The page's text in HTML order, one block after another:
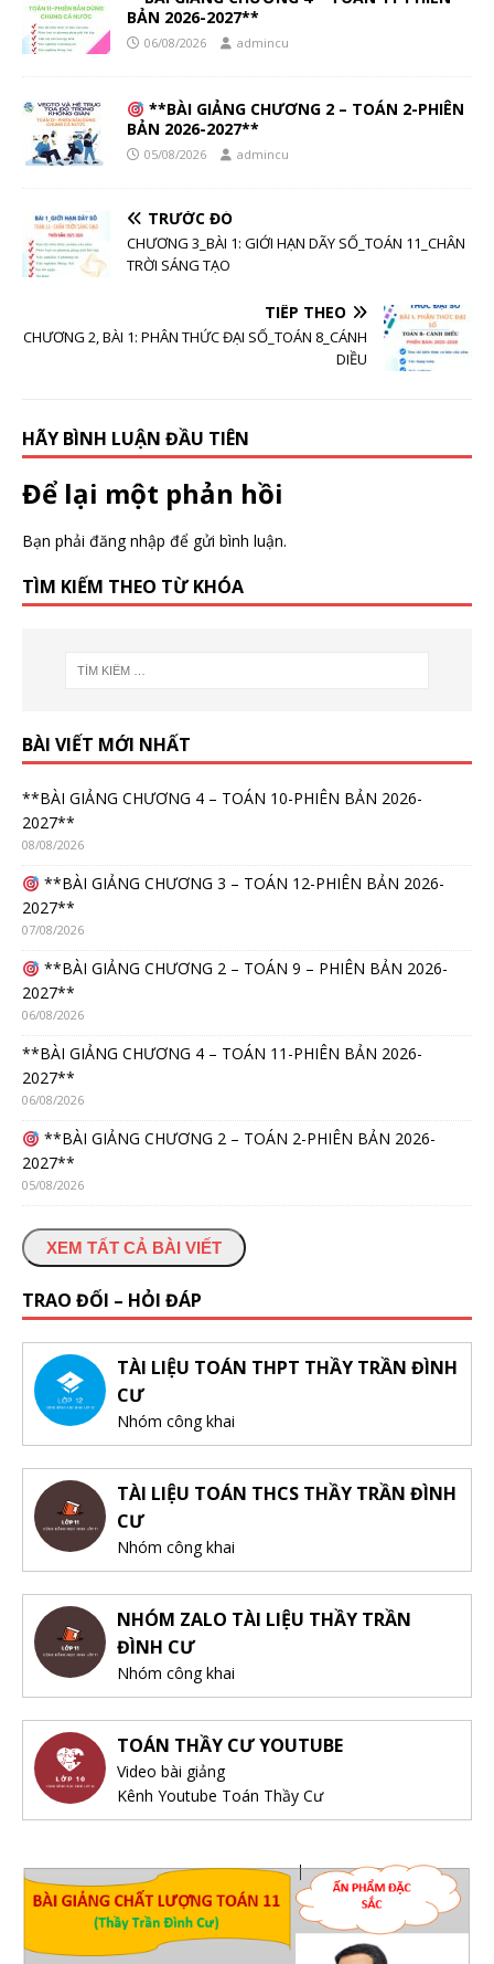
BẢN 2026-2027**
06/08/2026 admincu
**BÀI GIẢNG CHƯƠNG 2 – TOÁN 2-PHIÊN
BẢN 2026-2027**
05/08/2026 admincu
TRƯỚC ĐÓ
CHƯƠNG 3_BÀI 1: GIỚI HẠN DÃY SỐ_TOÁN 11_CHÂN
TRỜI SÁNG TẠO
TIẾP THEO
CHƯƠNG 2, BÀI 1: PHÂN THỨC ĐẠI SỐ_TOÁN 8_CÁNH
DIỀU
HÃY BÌNH LUẬN ĐẦU TIÊN
Để lại một phản hồi
Bạn phải đăng nhập để gửi bình luận.
TÌM KIẾM THEO TỪ KHÓA
BÀI VIẾT MỚI NHẤT
**BÀI GIẢNG CHƯƠNG 4 – TOÁN 10-PHIÊN BẢN 2026-
2027**
08/08/2026
**BÀI GIẢNG CHƯƠNG 3 – TOÁN 12-PHIÊN BẢN 2026-
2027**
07/08/2026
**BÀI GIẢNG CHƯƠNG 2 – TOÁN 9 – PHIÊN BẢN 2026-
2027**
06/08/2026
**BÀI GIẢNG CHƯƠNG 4 – TOÁN 11-PHIÊN BẢN 2026-
2027**
06/08/2026
**BÀI GIẢNG CHƯƠNG 2 – TOÁN 2-PHIÊN BẢN 2026-
2027**
05/08/2026
XEM TẤT CẢ BÀI VIẾT
TRAO ĐỔI – HỎI ĐÁP
TÀI LIỆU TOÁN THPT THẦY TRẦN ĐÌNH
CƯ
Nhóm công khai
TÀI LIỆU TOÁN THCS THẦY TRẦN ĐÌNH
CƯ
Nhóm công khai
NHÓM ZALO TÀI LIỆU THẦY TRẦN
ĐÌNH CƯ
Nhóm công khai
TOÁN THẦY CƯ YOUTUBE
Video bài giảng
Kênh Youtube Toán Thầy Cư